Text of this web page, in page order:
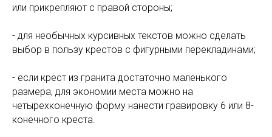
или прикрепляют с правой стороны;
- для необычных курсивных текстов можно сделать
выбор в пользу крестов с фигурными перекладинами;
- если крест из гранита достаточно маленького
размера, для экономии места можно на
четырехконечную форму нанести гравировку 6 или 8-
конечного креста.